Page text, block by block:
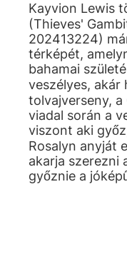
Kayvion Lewis
(Thieves'
202413224)
térképét,
bahamai
veszélyes, akár
tolvajverseny, a
viadal során a
viszont aki
Rosalyn anyját
akarja szerezni
győznie a